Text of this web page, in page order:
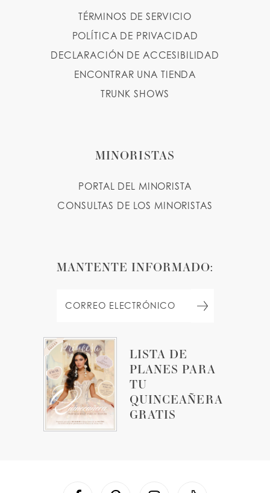
LISTA DE
PLANES PARA
TU
QUINCEAÑERA
GRATIS
TÉRMINOS DE SERVICIO
POLÍTICA DE PRIVACIDAD
DECLARACIÓN DE ACCESIBILIDAD
ENCONTRAR UNA TIENDA
TRUNK SHOWS
MINORISTAS
PORTAL DEL MINORISTA
CONSULTAS DE LOS MINORISTAS
MANTENTE INFORMADO: